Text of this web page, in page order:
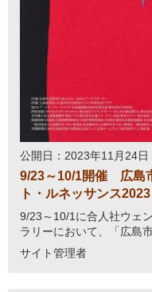
公開日：2023年11月24日
9/23～10/1開催 広島
ト・ルネッサンス2023
9/23～10/1に合人社ウェ
ラリーにおいて、「広島
サイト管理者